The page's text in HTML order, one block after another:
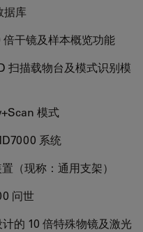
据库
干镜及样本概览功能
扫描载物台及模式识别模
模式
系统
（现称：通用支架）
问世
的 10 倍特殊物镜及激光